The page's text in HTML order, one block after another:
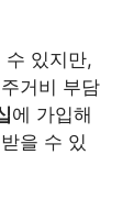
수 있지만,
거비 부담
에 가입해
을 수 있